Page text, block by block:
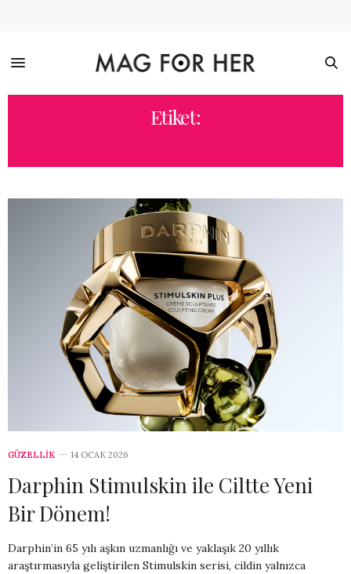
Etiket:
GÜZELLİK 14 OCAK 2026
Darphin Stimulskin ile Ciltte Yeni
Bir Dönem!
Darphin’in 65 yılı aşkın uzmanlığı ve yaklaşık 20 yıllık
araştırmasıyla geliştirilen Stimulskin serisi, cildin yalnızca